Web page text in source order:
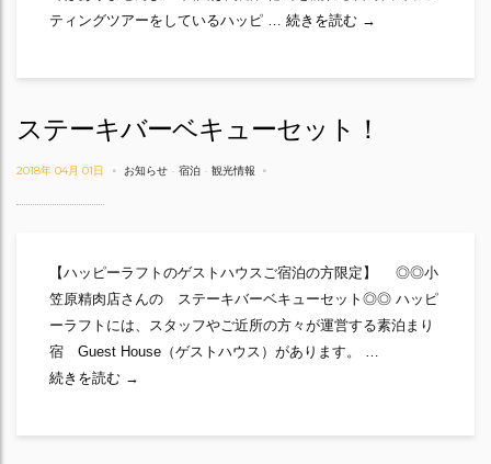
ティングツアーをしているハッピ … 続きを読む 春眠暁を覚えずと
→
ステーキバーベキューセット！
2018年 04月 01日 お知らせ - 宿泊 - 観光情報
【ハッピーラフトのゲストハウスご宿泊の方限定】 ◎◎小
笠原精肉店さんの ステーキバーベキューセット◎◎ ハッピ
ーラフトには、スタッフやご近所の方々が運営する素泊まり
宿 Guest House（ゲストハウス）があります。 …
続きを読む ステーキバーベキューセット！
→